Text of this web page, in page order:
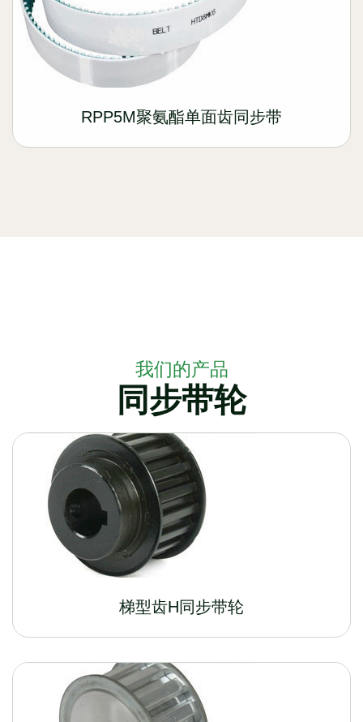
RPP5M聚氨酯单面齿同步带
我们的产品
同步带轮
梯型齿H同步带轮